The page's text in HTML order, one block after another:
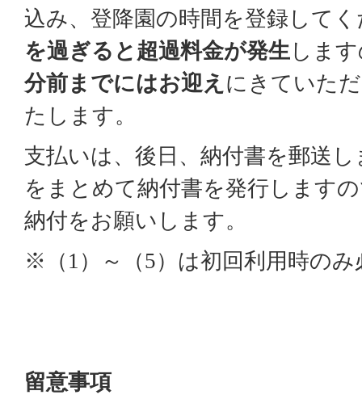
込み、登降園の時間を登録して
を過ぎると超過料金が発生しま
分前までにはお迎え にきていた
たします。
支払いは、後日、納付書を郵送
をまとめて納付書を発行します
納付をお願いします。
※（ 1 ）～（5）は初回利用時の
留意事項